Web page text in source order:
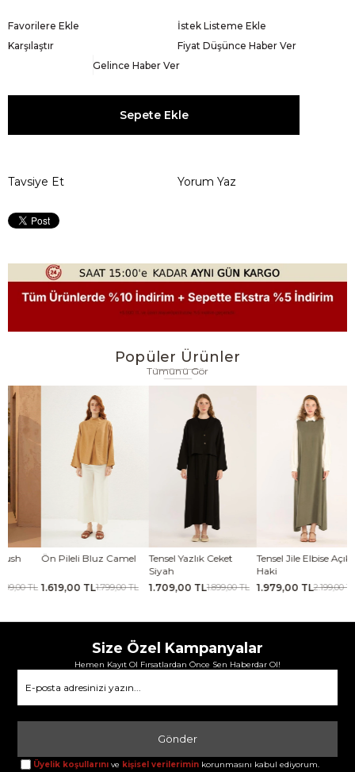
Favorilere Ekle
İstek Listeme Ekle
Karşılaştır
Fiyat Düşünce Haber Ver
Gelince Haber Ver
Tavsiye Et Yorum Yaz
Popüler Ürünler
Tümünü Gör
Ön Pileli Bluz Camel
1.619,00 TL1.799,00 TL
Tensel Yazlık Ceket
1.709,00 TL1.899,00 TL
Tensel Jile Elbise Açık
1.979,00 TL2.199,00 TL
Size Özel Kampanyalar
Hemen Kayıt Ol Fırsatlardan Önce Sen Haberdar Ol!
Gönder
Üyelik koşullarını ve kişisel verilerimin korunmasını kabul ediyorum.